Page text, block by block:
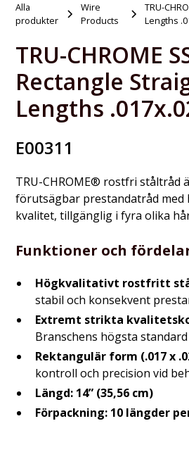
Alla
produkter
Wire
Products
TRU-
Lengths
TRU-CHROME
Rectangle
Lengths
E00311
TRU-CHROME® rostfri ståltråd
förutsägbar prestandatråd med
kvalitet, tillgänglig i fyra olika
Funktioner och
Högkvalitativt rostfritt
stabil och konsekvent
Extremt strikta
Branschens högsta
Rektangulär form (.017 x
kontroll och precision vid
Längd: 14” (35,56 cm)
Förpackning: 10 längder